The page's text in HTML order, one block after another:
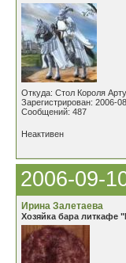
Откуда: Стол Короля
Зарегистрирован: 2006-
Сообщений: 487
Неактивен
2006-09-
Ирина Залетаева
Хозяйка бара литкафе